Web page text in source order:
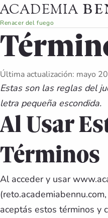
ACADEMIA
Renacer del fuego
Última actualización: mayo
Estas son las reglas del
letra pequeña escondida.
Al Usar
Términos
Al acceder y usar
aceptás estos términos y